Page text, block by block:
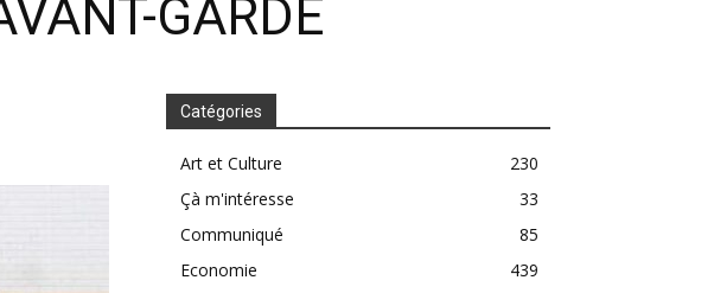
GARDE
Catégories
Art et Culture
230
Çà m'intéresse
33
Communiqué
85
Economie
439